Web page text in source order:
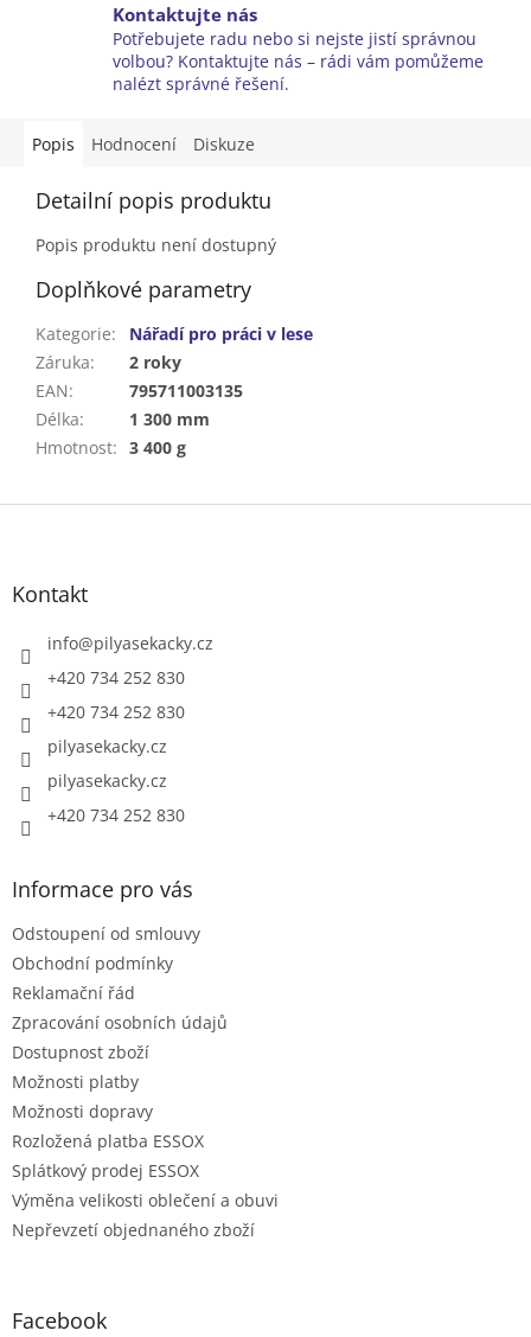
Kontaktujte nás
Potřebujete radu nebo si nejste jistí správnou
volbou? Kontaktujte nás – rádi vám pomůžeme
nalézt správné řešení.
Popis Hodnocení Diskuze
Detailní popis produktu
Popis produktu není dostupný
Doplňkové parametry
Kategorie:
Nářadí pro práci v lese
Záruka:
2 roky
EAN:
795711003135
Délka:
1 300 mm
Hmotnost: 3 400 g
Z
Kontakt
info@pilyasekacky.cz
+420 734 252 830
+420 734 252 830
pilyasekacky.cz
pilyasekacky.cz
+420 734 252 830
Informace pro vás
Odstoupení od smlouvy
Obchodní podmínky
Reklamační řád
Zpracování osobních údajů
Dostupnost zboží
Možnosti platby
Možnosti dopravy
Rozložená platba ESSOX
Splátkový prodej ESSOX
Výměna velikosti oblečení a obuvi
Nepřevzetí objednaného zboží
Facebook